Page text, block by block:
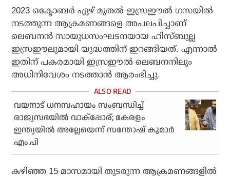
2023 ഒക്ടോബര്‍ ഏഴ് മുതല്‍ ഇസ്രഈല്‍ ഗസയില്‍
നടത്തുന്ന ആക്രമണങ്ങളെ അപലപിച്ചാണ്
ലെബനന്‍ സായുധസംഘടനയായ ഹിസ്ബുല്ല
ഇസ്രഈലുമായി യുദ്ധത്തിന് ഇറങ്ങിയത്. എന്നാല്‍
ഇതിന് പകരമായി ഇസ്രഈല്‍ ലെബനനിലും
അധിനിവേശം നടത്താന്‍ ആരംഭിച്ചു.
വയനാട് ധനസഹായം സംബന്ധിച്ച്
രാജ്യസഭയില്‍ വാക്പ്പോര്; കേരളം
ഇന്ത്യയില്‍ അല്ലേയെന്ന് സന്തോഷ് കുമാര്‍
എം.പി
കഴിഞ്ഞ 15 മാസമായി തുടരുന്ന ആക്രമണങ്ങളില്‍